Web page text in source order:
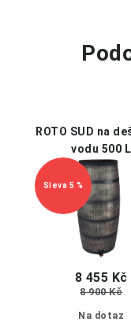
ROTO SUD na
vodu 500 L
5 %
Na dotaz
8 455 Kč
8 900 Kč